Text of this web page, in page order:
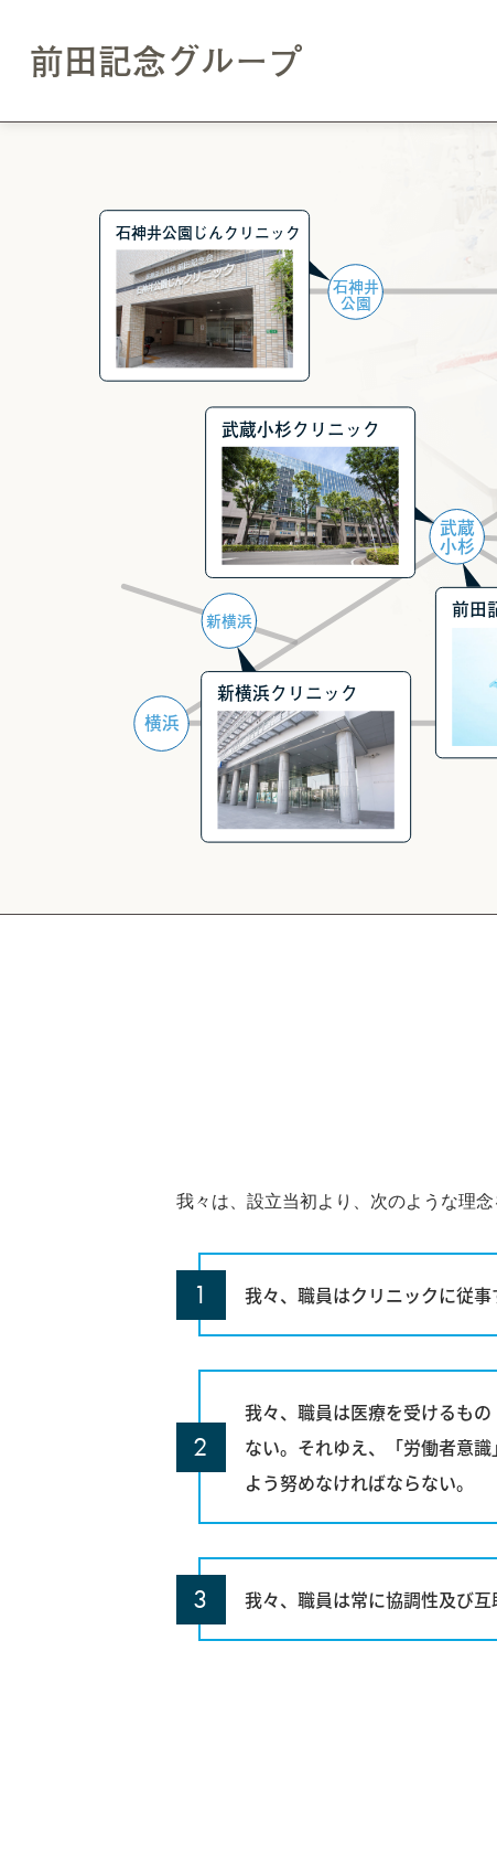
前田記念グループ
武蔵
小杉
横浜
新横浜
石神井
公園
武蔵小杉クリニック
新横浜クリニック
石神井公園じんクリニック
前田
我々は、設立当初より、次のような理
我々、職員はクリニックに従
我々、職員は医療を受けるも
ない。それゆえ、「労働者意
よう努めなければならない。
我々、職員は常に協調性及び